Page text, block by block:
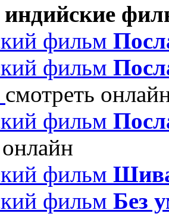
фильм
фильм
смотреть
фильм
фильм
фильм Без